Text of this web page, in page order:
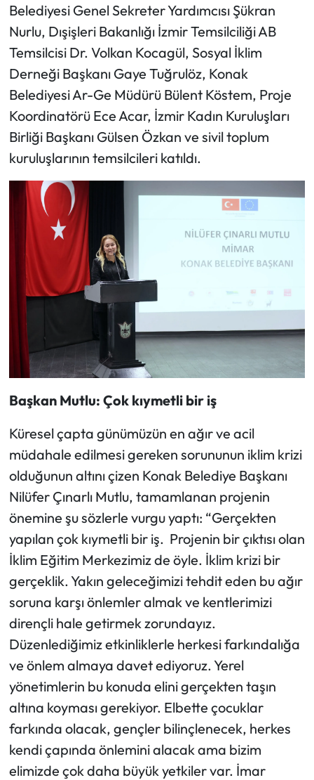
Belediyesi Genel Sekreter Yardımcısı Şükran
Nurlu, Dışişleri Bakanlığı İzmir Temsilciliği AB
Temsilcisi Dr. Volkan Kocagül, Sosyal İklim
Derneği Başkanı Gaye Tuğrulöz, Konak
Belediyesi Ar-Ge Müdürü Bülent Köstem, Proje
Koordinatörü Ece Acar, İzmir Kadın Kuruluşları
Birliği Başkanı Gülsen Özkan ve sivil toplum
kuruluşlarının temsilcileri katıldı.
Başkan Mutlu: Çok kıymetli bir iş
Küresel çapta günümüzün en ağır ve acil
müdahale edilmesi gereken sorununun iklim krizi
olduğunun altını çizen Konak Belediye Başkanı
Nilüfer Çınarlı Mutlu, tamamlanan projenin
önemine şu sözlerle vurgu yaptı: “Gerçekten
yapılan çok kıymetli bir iş. Projenin bir çıktısı olan
İklim Eğitim Merkezimiz de öyle. İklim krizi bir
gerçeklik. Yakın geleceğimizi tehdit eden bu ağır
soruna karşı önlemler almak ve kentlerimizi
dirençli hale getirmek zorundayız.
Düzenlediğimiz etkinliklerle herkesi farkındalığa
ve önlem almaya davet ediyoruz. Yerel
yönetimlerin bu konuda elini gerçekten taşın
altına koyması gerekiyor. Elbette çocuklar
farkında olacak, gençler bilinçlenecek, herkes
kendi çapında önlemini alacak ama bizim
elimizde çok daha büyük yetkiler var. İmar